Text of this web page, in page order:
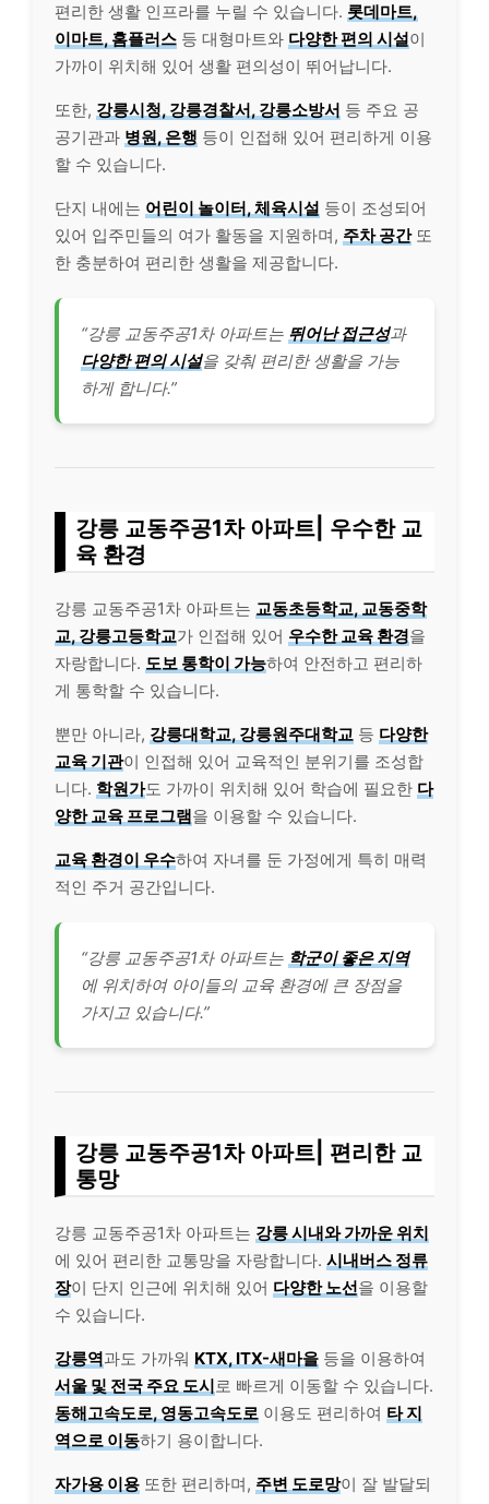
편리한 생활 인프라를 누릴 수 있습니다. 롯데마트,
이마트, 홈플러스 등 대형마트와 다양한 편의 시설이
가까이 위치해 있어 생활 편의성이 뛰어납니다.
또한, 강릉시청, 강릉경찰서, 강릉소방서 등 주요 공
공기관과 병원, 은행 등이 인접해 있어 편리하게 이용
할 수 있습니다.
단지 내에는 어린이 놀이터, 체육시설 등이 조성되어
있어 입주민들의 여가 활동을 지원하며, 주차 공간또
한 충분하여 편리한 생활을 제공합니다.
“강릉 교동주공1차 아파트는 뛰어난 접근성과
다양한 편의 시설을 갖춰 편리한 생활을 가능
하게 합니다.”
강릉 교동주공1차 아파트| 우수한 교
육 환경
강릉 교동주공1차 아파트는 교동초등학교, 교동중학
교, 강릉고등학교가 인접해 있어 우수한 교육 환경을
자랑합니다. 도보 통학이 가능하여 안전하고 편리하
게 통학할 수 있습니다.
뿐만 아니라, 강릉대학교, 강릉원주대학교 등 다양한
교육 기관이 인접해 있어 교육적인 분위기를 조성합
니다. 학원가도 가까이 위치해 있어 학습에 필요한 다
양한 교육 프로그램을 이용할 수 있습니다.
교육 환경이 우수하여 자녀를 둔 가정에게 특히 매력
적인 주거 공간입니다.
“강릉 교동주공1차 아파트는 학군이 좋은 지역
에 위치하여 아이들의 교육 환경에 큰 장점을
가지고 있습니다.”
강릉 교동주공1차 아파트| 편리한 교
통망
강릉 교동주공1차 아파트는 강릉 시내와 가까운 위치
에 있어 편리한 교통망을 자랑합니다. 시내버스 정류
장이 단지 인근에 위치해 있어 다양한 노선을 이용할
수 있습니다.
강릉역과도 가까워 KTX, ITX-새마을 등을 이용하여
서울 및 전국 주요 도시로 빠르게 이동할 수 있습니다.
동해고속도로, 영동고속도로 이용도 편리하여 타 지
역으로 이동하기 용이합니다.
자가용 이용 또한 편리하며, 주변 도로망이 잘 발달되